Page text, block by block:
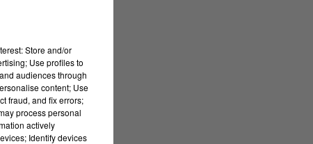
Store and/or
Use profiles to
audiences through
content; Use
fraud, and fix errors;
process personal
actively
Identify devices